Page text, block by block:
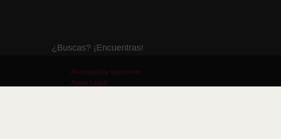
¿Buscas? ¡Encuentras!
Accessibility statement
Aviso Legal